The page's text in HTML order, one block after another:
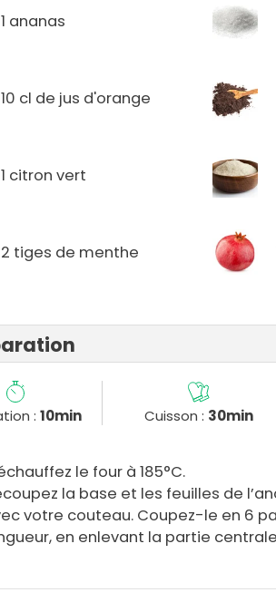
1 ananas
10 cl de jus d'orange
1 citron vert
2 tiges de menthe
: 10min Cuisson : 30min
le four à 185°C.
la base et les feuilles de
votre couteau. Coupez-le en 6
en enlevant la partie